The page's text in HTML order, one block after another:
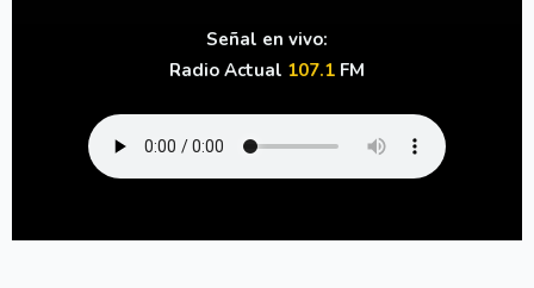
Señal en vivo:
Radio Actual 107.1 FM